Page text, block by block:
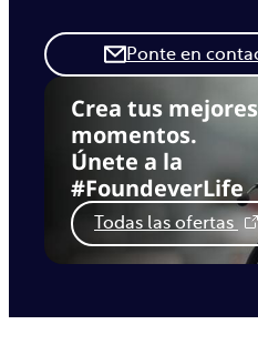
Crea tus mejores
momentos.
Únete a la
#FoundeverLife
Todas las ofertas
Ponte en